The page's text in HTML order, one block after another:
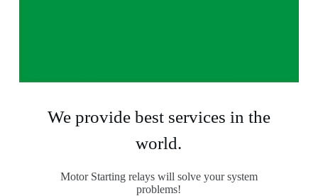
We provide best services in the
world.
Motor Starting relays will solve your system
problems!